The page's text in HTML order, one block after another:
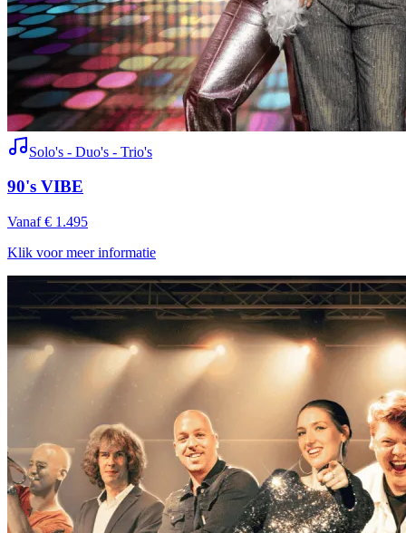
Solo's - Duo's - Trio's
90's VIBE
Vanaf € 1.495
Klik voor meer informatie